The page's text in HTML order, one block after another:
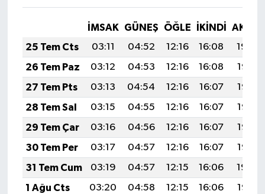
İMSAK GÜNEŞ ÖĞLE İKINDI
25 Tem Cts
03:11 04:52 12:16 16:08
19:29
26 Tem Paz
03:12 04:53 12:16 16:08
19:28
27 Tem Pts
03:13 04:54 12:16 16:07
19:27
28 Tem Sal
03:15 04:55 12:16 16:07
19:26
29 Tem Çar
03:16 04:56 12:16 16:07
19:25
30 Tem Per
03:17 04:57 12:16 16:07
19:25
31 Tem Cum
03:19 04:57 12:15 16:06
19:24
1 Ağu Cts
03:20 04:58 12:15 16:06
19:23